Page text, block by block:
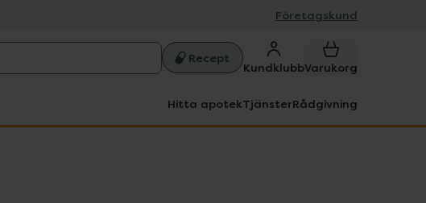
Företagskund
Recept
KundklubbVarukorg
Hitta apotekTjänsterRådgivning